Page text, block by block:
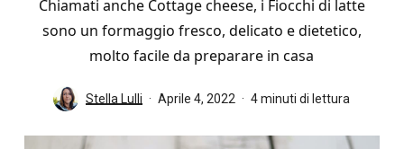
Chiamati anche Cottage cheese, i Fiocchi di latte
sono un formaggio fresco, delicato e dietetico,
molto facile da preparare in casa
Stella Lulli Aprile 4, 2022 4 minuti di lettura